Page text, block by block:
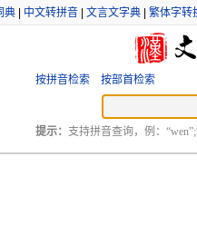
典 中文转拼音 文言文字典 繁体字转
按拼音检索 按部首检索
提示： 支持拼音查询，例：